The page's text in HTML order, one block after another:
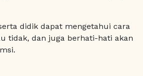
didik dapat mengetahui cara
tidak, dan juga berhati-hati akan